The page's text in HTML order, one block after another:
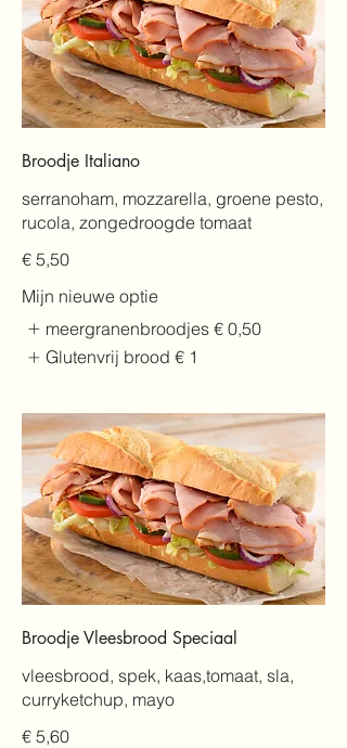
Broodje Italiano
serranoham, mozzarella, groene pesto,
rucola, zongedroogde tomaat
€ 5,50
Mijn nieuwe optie
meergranenbroodjes € 0,50
Glutenvrij brood € 1
Broodje Vleesbrood Speciaal
vleesbrood, spek, kaas,tomaat, sla,
curryketchup, mayo
€ 5,60